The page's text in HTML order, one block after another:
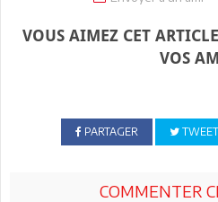
VOUS AIMEZ CET
VOS
PARTAGER
COMMENTER